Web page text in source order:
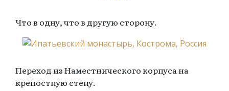
Что в одну, что в другую сторону.
Переход из Наместнического корпуса на
крепостную стену.